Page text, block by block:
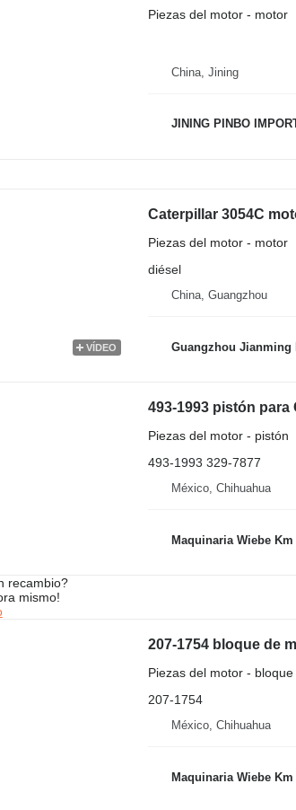
Piezas del motor - motor
China, Jining
JINING PINBO
VÍDEO
Caterpillar 3054C
Piezas del motor - motor
diésel
China, Guangzhou
Guangzhou Jianming
493-1993 pistón
Piezas del motor - pistón
493-1993 329-7877
México, Chihuahua
Maquinaria Wiebe Km
recambio?
mismo!
207-1754 bloque de
Piezas del motor -
207-1754
México, Chihuahua
Maquinaria Wiebe Km